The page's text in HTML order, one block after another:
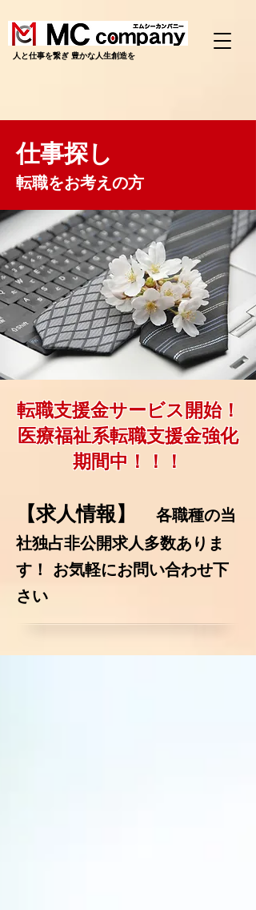
​人と仕事を繋ぎ 豊かな人生創造を
仕事探し
転職をお考えの方
転職支援金サービス開始！
​医療福祉系転職支援金強化
期間中！！！
【求人情報】
各職種の当
社独占非公開求人多数ありま
す！ お気軽にお問い合わせ下
さい